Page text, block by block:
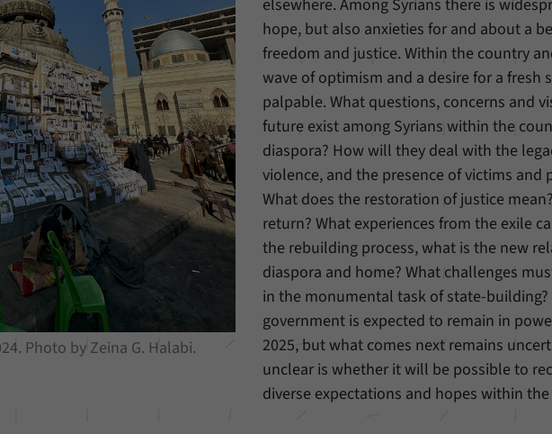
Photo by Zeina G. Halabi.
elsewhere. Among Syrians there is
hope, but also anxieties for and about a
freedom and justice. Within the country
wave of optimism and a desire for a fresh
palpable. What questions, concerns and
future exist among Syrians within the
diaspora? How will they deal with the
violence, and the presence of victims and
What does the restoration of justice
return? What experiences from the exile
the rebuilding process, what is the new
diaspora and home? What challenges
in the monumental task of state-
government is expected to remain in
2025, but what comes next remains
unclear is whether it will be possible to
diverse expectations and hopes within
Einstellungen, falls der Webseiten-Betreiber dies
eingestellt hat.
Name _pk_ref
Anbieter Matomo
Laufzeit 6 Monate
Zweck
Mit diesem Cookie können wir speichern, von
welcher Internetseite oder Suchmaschine Besucher
durch eine Verlinkung auf unsere Internetseite
weitergeleitet wurden.
Name _pk_ses
Anbieter Matomo
30 Minuten
Mit diesem Cookie können wir für kurze Zeit Daten
über den aktuellen Aufenthalt von Besuchern auf
unserer Internetseite speichern.